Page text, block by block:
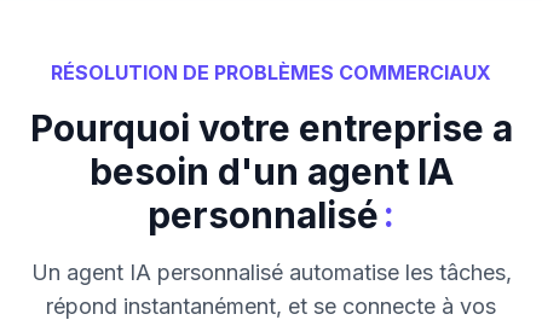
RÉSOLUTION DE PROBLÈMES COMMERCIAUX
Pourquoi votre entreprise a
besoin d'un agent IA
personnalisé:
Un agent IA personnalisé automatise les tâches,
répond instantanément, et se connecte à vos